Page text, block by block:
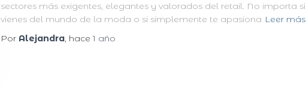
sectores más exigentes, elegantes y valorados del retail. No importa si
vienes del mundo de la moda o si simplemente te apasiona Leer más
Por Alejandra, hace1 año